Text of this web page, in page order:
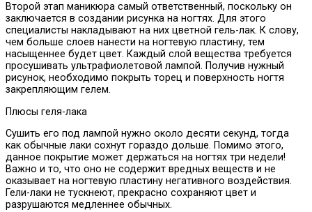
Второй этап маникюра самый ответственный, поскольку он
заключается в создании рисунка на ногтях. Для этого
специалисты накладывают на них цветной гель-лак. К слову,
чем больше слоев нанести на ногтевую пластину, тем
насыщеннее будет цвет. Каждый слой вещества требуется
просушивать ультрафиолетовой лампой. Получив нужный
рисунок, необходимо покрыть торец и поверхность ногтя
закрепляющим гелем.
Плюсы геля-лака
Сушить его под лампой нужно около десяти секунд, тогда
как обычные лаки сохнут гораздо дольше. Помимо этого,
данное покрытие может держаться на ногтях три недели!
Важно и то, что оно не содержит вредных веществ и не
оказывает на ногтевую пластину негативного воздействия.
Гели-лаки не тускнеют, прекрасно сохраняют цвет и
разрушаются медленнее обычных.